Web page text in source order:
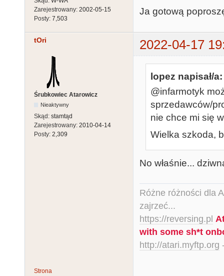
Zarejestrowany: 2002-05-15
Posty: 7,503
Ja gotową
tOri 2022-04-17
Śrubkowiec Atarowicz
Nieaktywny
Skąd: stamtąd
Zarejestrowany: 2010-04-14
Posty: 2,309
lopez napisał/a:
@infarmotyk
sprzedawców/
nie chce mi się
Wielka szkoda,
No właśnie...
Różne różności dla
zajrzeć...
https://reversing.pl
with some sh*t
http://atari.myftp.org
Strona